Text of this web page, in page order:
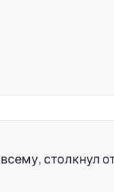
столкнул